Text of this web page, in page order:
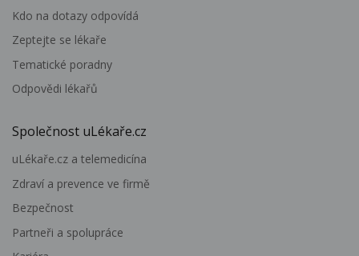
Kdo na dotazy odpovídá
Zeptejte se lékaře
Tematické poradny
Odpovědi lékařů
Společnost uLékaře.cz
uLékaře.cz a telemedicína
Zdraví a prevence ve firmě
Bezpečnost
Partneři a spolupráce